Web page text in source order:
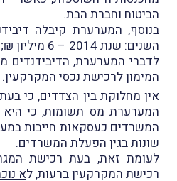
הביטוח וחברת הבת.
בנוסף, המערערת קיבלה
לדברי המערערת, הדיבידנדים
המימון לרכישת נכסי המקרקעין.
אין מחלוקת בין הצדדים, כי
המערערת מס תשומות, כי
המשרדים כעסקאות חייבות
שונות בגין הפעלת המשרדים.
לעומת זאת, בעת רכישת
רכישת המקרקעין ברעות, לא